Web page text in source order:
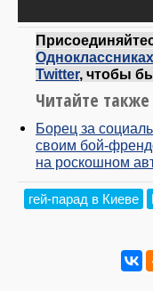
Одноклассниках
Twitter, чтобы
Читайте также
Борец за
своим бой-
на роскошном
гей-парад в Киеве